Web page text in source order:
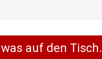
auf den Tisch.